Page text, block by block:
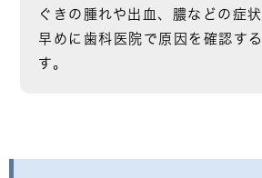
ぐきの腫れや出血、膿などの症
早めに歯科医院で原因を確認す
す。